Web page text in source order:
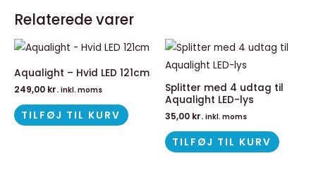
Relaterede varer
Aqualight – Hvid LED 121cm
249,00 kr. inkl. moms
TILFØJ TIL KURV
Splitter med 4 udtag til
Aqualight LED-lys
35,00 kr. inkl. moms
TILFØJ TIL KURV